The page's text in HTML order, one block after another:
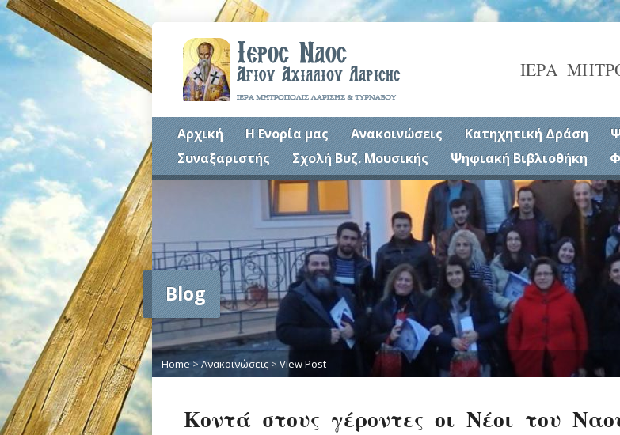
ΙΕΡΑ
Αρχική Η Ενορία μας Ανακοινώσεις Κατηχητική Δράση
Συναξαριστής
Σχολή Βυζ. Μουσικής Ψηφιακή Βιβλιοθήκη
Blog
Home> Ανακοινώσεις > View Post
Κοντά στους γέροντες οι Νέοι του